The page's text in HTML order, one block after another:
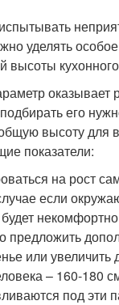
уделять
высоты
оказывает
его
высоту для
показатели:
на рост
если
предложить
или увеличить
– 160-180
под эти